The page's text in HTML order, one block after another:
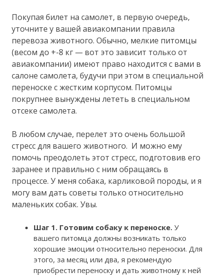
Покупая билет на самолет, в первую очередь,
уточните у вашей авиакомпании правила
перевоза животного. Обычно, мелкие питомцы
(весом до +-8 кг — вот это зависит только от
авиакомпании) имеют право находится с вами в
салоне самолета, будучи при этом в специальной
переноске с жестким корпусом. Питомцы
покрупнее вынуждены лететь в специальном
отсеке самолета.
В любом случае, перелет это очень большой
стресс для вашего животного. И можно ему
помочь преодолеть этот стресс, подготовив его
заранее и правильно с ним обращаясь в
процессе. У меня собака, карликовой породы, и я
могу вам дать советы только относительно
маленьких собак. Увы.
Шаг 1. Готовим собаку к переноске. У
вашего питомца должны возникать только
хорошие эмоции относительно переноски. Для
этого, за месяц или два, я рекомендую
приобрести переноску и дать животному к ней